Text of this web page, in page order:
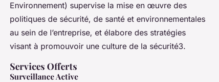
Environnement) supervise la mise en œuvre des
politiques de sécurité, de santé et environnementales
au sein de l’entreprise, et élabore des stratégies
visant à promouvoir une culture de la sécurité3.
Services Offerts
Surveillance Active